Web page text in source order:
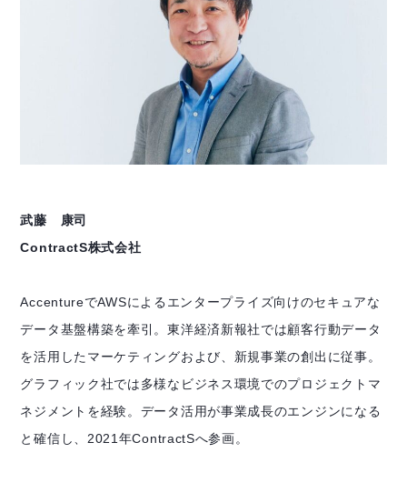
武藤 康司
ContractS株式会社
AccentureでAWSによるエンタープライズ向けのセキュアな
データ基盤構築を牽引。東洋経済新報社では顧客行動データ
を活用したマーケティングおよび、新規事業の創出に従事。
グラフィック社では多様なビジネス環境でのプロジェクトマ
ネジメントを経験。データ活用が事業成長のエンジンになる
と確信し、2021年ContractSへ参画。